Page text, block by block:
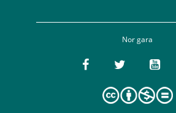
Nor gara